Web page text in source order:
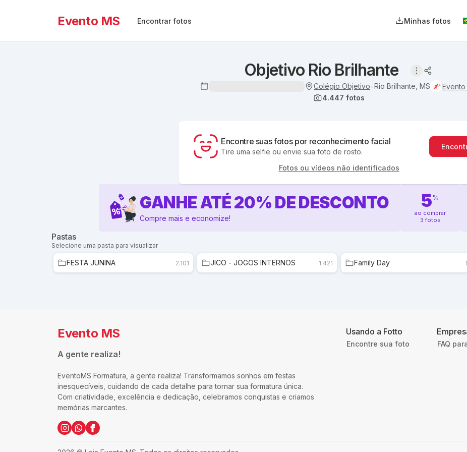
Evento MS Encontrar fotos Minhas fotos
Objetivo Rio Brilhante
Colégio Objetivo Rio Brilhante, MS
Evento
4.447 fotos
Encontre suas fotos por reconhecimento facial
Tire uma selfie ou envie sua foto de rosto.
Fotos ou vídeos não identificados
GANHE ATÉ20% DE DESCONTO
Compre mais e economize!
5%
ao comprar
3 fotos
Pastas
Selecione uma pasta para visualizar
FESTA JUNINA 2.101 JICO - JOGOS INTERNOS 1.421 Family Day
Evento MS
A gente realiza!
EventoMS Formatura, a gente realiza! Transformamos sonhos em festas
inesquecíveis, cuidando de cada detalhe para tornar sua formatura única.
Com criatividade, excelência e dedicação, celebramos conquistas e criamos
memórias marcantes.
Usando a Fotto
Encontre sua foto FAQ